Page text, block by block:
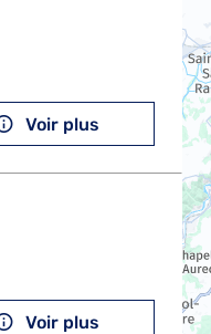
Voir plus
Voir plus